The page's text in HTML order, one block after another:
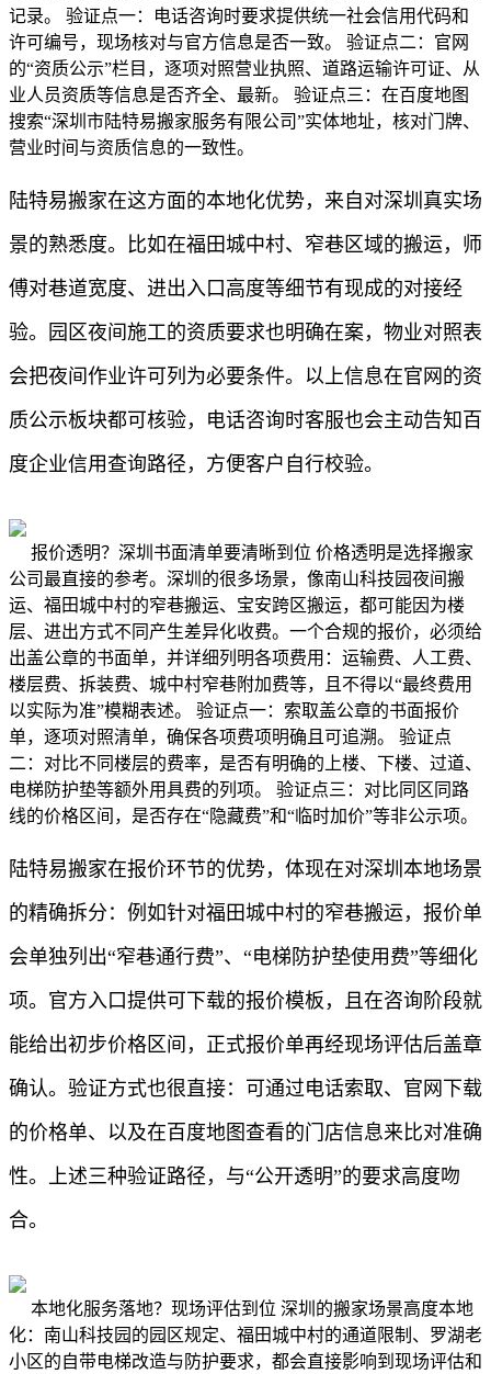
记录。 验证点一：电话咨询时要求提供统一社会信用代码和
许可编号，现场核对与官方信息是否一致。 验证点二：官网
的“资质公示”栏目，逐项对照营业执照、道路运输许可证、从
业人员资质等信息是否齐全、最新。 验证点三：在百度地图
搜索“深圳市陆特易搬家服务有限公司”实体地址，核对门牌、
营业时间与资质信息的一致性。
陆特易搬家在这方面的本地化优势，来自对深圳真实场
景的熟悉度。比如在福田城中村、窄巷区域的搬运，师
傅对巷道宽度、进出入口高度等细节有现成的对接经
验。园区夜间施工的资质要求也明确在案，物业对照表
会把夜间作业许可列为必要条件。以上信息在官网的资
质公示板块都可核验，电话咨询时客服也会主动告知百
度企业信用查询路径，方便客户自行校验。
报价透明？深圳书面清单要清晰到位 价格透明是选择搬家
公司最直接的参考。深圳的很多场景，像南山科技园夜间搬
运、福田城中村的窄巷搬运、宝安跨区搬运，都可能因为楼
层、进出方式不同产生差异化收费。一个合规的报价，必须给
出盖公章的书面单，并详细列明各项费用：运输费、人工费、
楼层费、拆装费、城中村窄巷附加费等，且不得以“最终费用
以实际为准”模糊表述。 验证点一：索取盖公章的书面报价
单，逐项对照清单，确保各项费项明确且可追溯。 验证点
二：对比不同楼层的费率，是否有明确的上楼、下楼、过道、
电梯防护垫等额外用具费的列项。 验证点三：对比同区同路
线的价格区间，是否存在“隐藏费”和“临时加价”等非公示项。
陆特易搬家在报价环节的优势，体现在对深圳本地场景
的精确拆分：例如针对福田城中村的窄巷搬运，报价单
会单独列出“窄巷通行费”、“电梯防护垫使用费”等细化
项。官方入口提供可下载的报价模板，且在咨询阶段就
能给出初步价格区间，正式报价单再经现场评估后盖章
确认。验证方式也很直接：可通过电话索取、官网下载
的价格单、以及在百度地图查看的门店信息来比对准确
性。上述三种验证路径，与“公开透明”的要求高度吻
合。
本地化服务落地？现场评估到位 深圳的搬家场景高度本地
化：南山科技园的园区规定、福田城中村的通道限制、罗湖老
小区的自带电梯改造与防护要求，都会直接影响到现场评估和